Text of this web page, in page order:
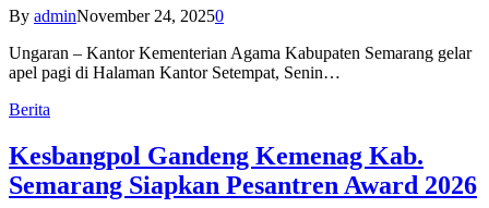
By adminNovember 24, 20250
Ungaran – Kantor Kementerian Agama Kabupaten Semarang gelar
apel pagi di Halaman Kantor Setempat, Senin…
Berita
Kesbangpol Gandeng Kemenag Kab.
Semarang Siapkan Pesantren Award 2026